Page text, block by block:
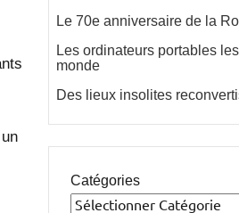
Le 70e anniversaire de la
Les ordinateurs portables
monde
Des lieux insolites
Catégories